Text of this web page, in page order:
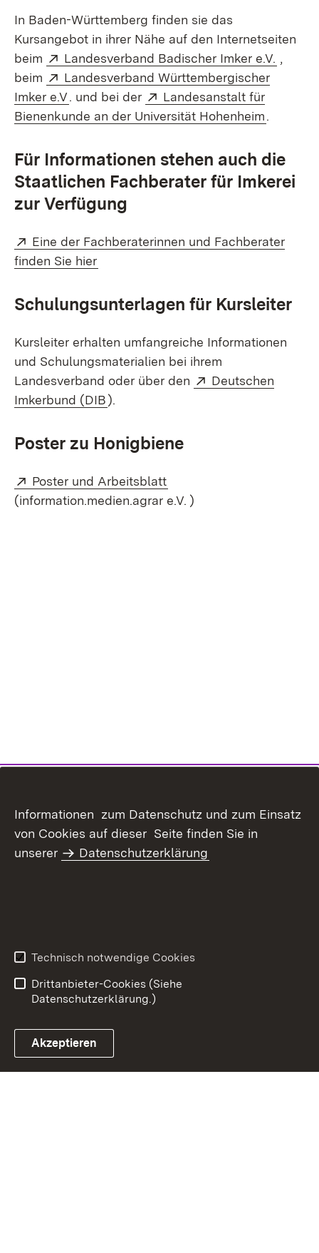
In Baden-Württemberg finden sie das
Kursangebot in ihrer Nähe auf den Internetseiten
beim
Extern:
Landesverband Badischer Imker e.V. ,
beim
Extern:
Landesverband Württembergischer
Imker e.V (Öffnet in neuem Fenster)
. und bei der Extern:
Landesanstalt für
Bienenkunde an der Universität Hohenheim.
Für Informationen stehen auch die
Staatlichen Fachberater für Imkerei
zur Verfügung
Extern:
Eine der Fachberaterinnen und Fachberater
finden Sie hier
Schulungsunterlagen für Kursleiter
Kursleiter erhalten umfangreiche Informationen
und Schulungsmaterialien bei ihrem
Landesverband oder über den
Extern:
Deutschen
Imkerbund (DIB(Öffnet in neuem Fenster)
).
Poster zu Honigbiene
Extern:
Poster und Arbeitsblatt
(information.medien.agrar e.V. )
Informationen zum Datenschutz und zum Einsatz
von Cookies auf dieser Seite finden Sie in
unserer
Datenschutzerklärung
Technisch notwendige Cookies
Drittanbieter-Cookies (Siehe
Datenschutzerklärung.)
Akzeptieren